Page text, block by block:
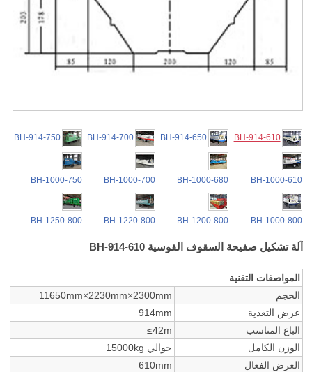
BH-914-610
BH-914-650
BH-914-700
BH-914-750
BH-1000-610
BH-1000-680
BH-1000-700
BH-1000-750
BH-1000-800
BH-1200-800
BH-1220-800
BH-1250-800
آلة تشكيل صفيحة السقوف القوسية BH-914-610
المواصفات التقنية
الحجم
11650mm×2230mm×2300mm
عرض التغذية
914mm
الباع المناسب
≤42m
الوزن الكامل
حوالي 15000kg
العرض الفعال
610mm